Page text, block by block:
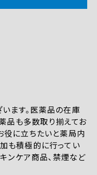
ます。医薬品の在庫
品も多数取り揃えてお
役に立ちたいと薬局内
も積極的に行ってい
ンケア商品、禁煙など